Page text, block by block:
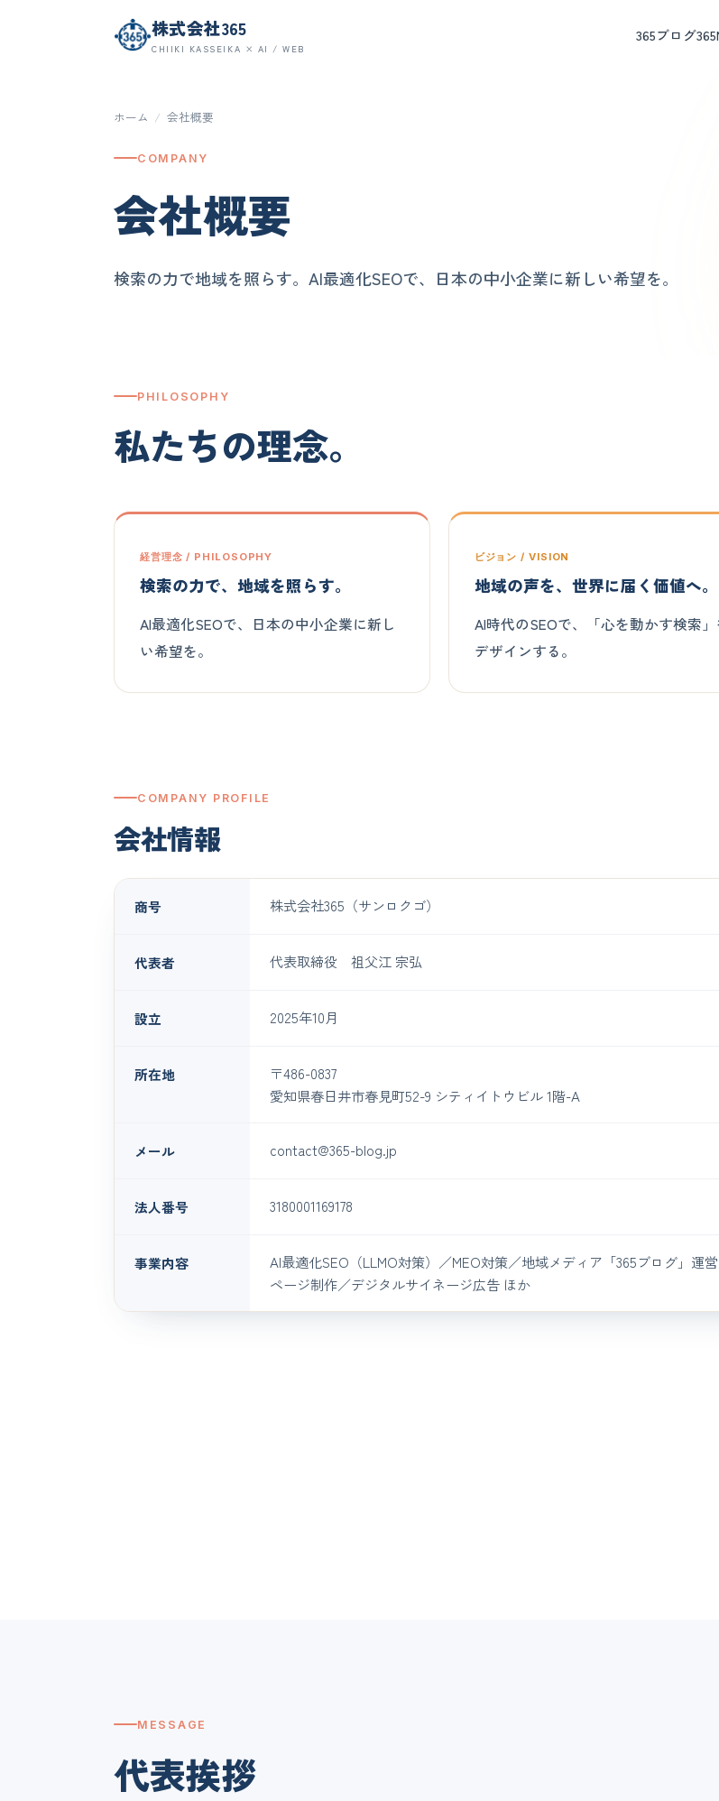
株式会社365
CHIIKI KASSEIKA × AI / WEB
365ブログ
ホーム / 会社概要
COMPANY
会社概要
検索の力で地域を照らす。AI最適化SEOで、日本の中小企業に新しい希望を。
PHILOSOPHY
私たちの理念。
経営理念 / PHILOSOPHY
検索の力で、地域を照らす。
AI最適化SEOで、日本の中小企業に新し
い希望を。
ビジョン / VISION
地域の声を、世界に届く価値へ。
AI時代のSEOで、「心を動かす検索」
デザインする。
COMPANY PROFILE
会社情報
商号 株式会社365（サンロクゴ）
代表者 代表取締役 祖父江 宗弘
設立 2025年10月
所在地
〒486-0837
愛知県春日井市春見町52-9 シティイトウビル 1階-A
メール contact@365-blog.jp
法人番号 3180001169178
事業内容
AI最適化SEO（LLMO対策）／MEO対策／地域メディア「365ブログ」運
ページ制作／デジタルサイネージ広告 ほか
MESSAGE
代表挨拶